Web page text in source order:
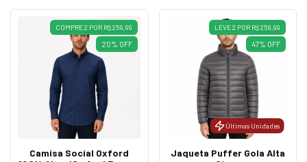
COMPRE 2 POR R$ 259,99
20% OFF
Camisa Social Oxford
Últimas Unidades
LEVE 2 POR R$ 259,99
47% OFF
Jaqueta Puffer Gola Alta